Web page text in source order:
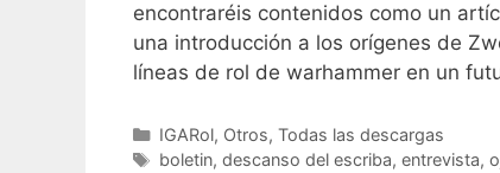
encontraréis contenidos como un
una introducción a los orígenes de
líneas de rol de warhammer en un
Categorías
IGARol, Otros, Todas las descargas
Etiquetas
boletin, descanso del escriba, entrevista,